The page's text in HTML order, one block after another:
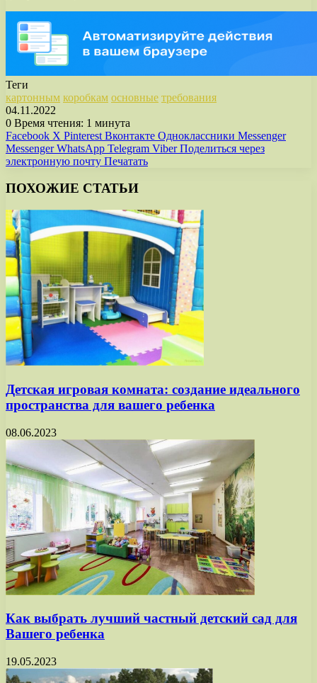
Теги
картонным коробкам основные требования
04.11.2022
0 Время чтения: 1 минута
Facebook X Pinterest Вконтакте Одноклассники Messenger
Messenger WhatsApp Telegram Viber Поделиться через
электронную почту Печатать
ПОХОЖИЕ СТАТЬИ
Детская игровая комната: создание идеального
пространства для вашего ребенка
08.06.2023
Как выбрать лучший частный детский сад для
Вашего ребенка
19.05.2023